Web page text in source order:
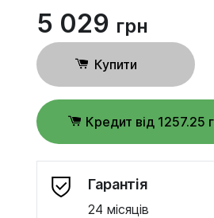
5 029 грн
Купити
Кредит від 1257.25
Гарантія
24 місяців